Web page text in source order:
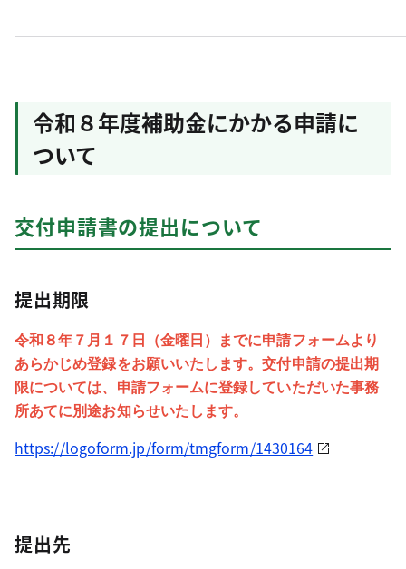
令和８年度補助金にかかる申請に
ついて
交付申請書の提出について
提出期限
令和８年７月１７日（金曜日）までに申請フォームより
あらかじめ登録をお願いいたします。交付申請の提出期
限については、申請フォームに登録していただいた事務
所あてに別途お知らせいたします。
https://logoform.jp/form/tmgform/1430164
提出先